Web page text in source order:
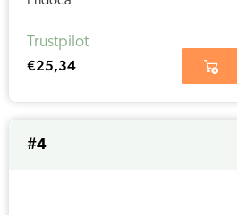
Trustpilot
€25,34
#4